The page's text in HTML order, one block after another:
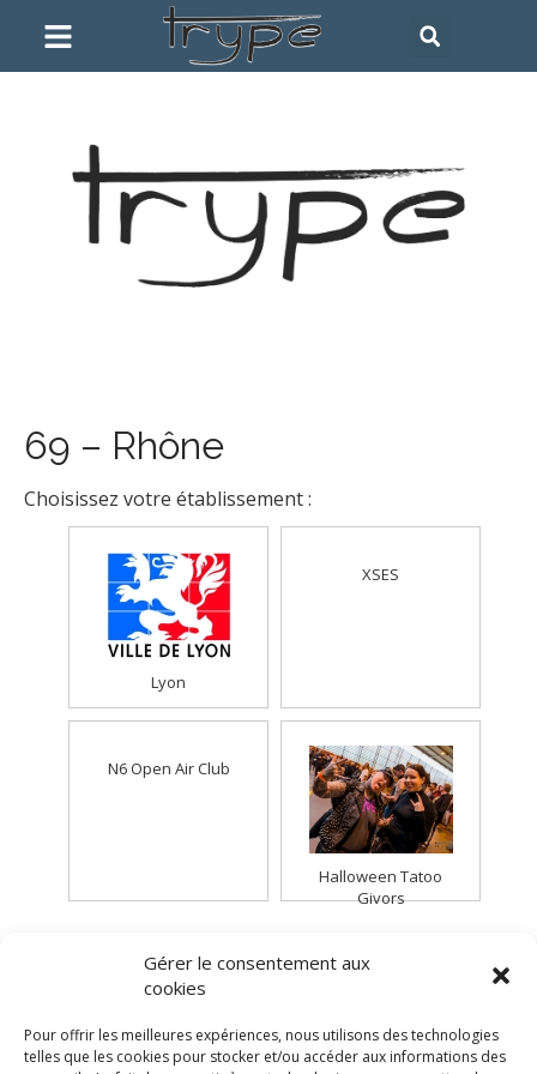
Gérer le consentement aux
cookies
Pour offrir les meilleures expériences, nous utilisons des technologies
telles que les cookies pour stocker et/ou accéder aux informations des
69 – Rhône
Choisissez votre établissement :
Lyon
XSES
N6 Open Air Club
Halloween Tatoo
Givors
Vous aimerez aussi :